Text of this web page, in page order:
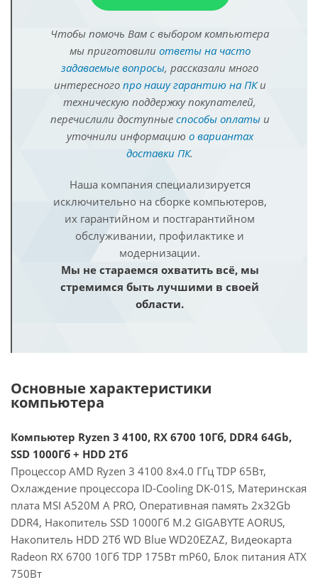
Чтобы помочь Вам с выбором компьютера
мы приготовили ответы на часто
задаваемые вопросы, рассказали много
интересного про нашу гарантию на ПКи
техническую поддержку покупателей,
перечислили доступные способы оплатыи
уточнили информацию о вариантах
доставки ПК.
Наша компания специализируется
исключительно на сборке компьютеров,
их гарантийном и постгарантийном
обслуживании, профилактике и
модернизации.
Мы не стараемся охватить всё, мы
стремимся быть лучшими в своей
области.
Основные характеристики
компьютера
Компьютер Ryzen 3 4100, RX 6700 10Гб, DDR4 64Gb,
SSD 1000Гб + HDD 2Тб
Процессор AMD Ryzen 3 4100 8x4.0 ГГц TDP 65Вт,
Охлаждение процессора ID-Cooling DK-01S, Материнская
плата MSI A520M A PRO, Оперативная память 2x32Gb
DDR4, Накопитель SSD 1000Гб M.2 GIGABYTE AORUS,
Накопитель HDD 2Тб WD Blue WD20EZAZ, Видеокарта
Radeon RX 6700 10Гб TDP 175Вт mP60, Блок питания ATX
750Вт